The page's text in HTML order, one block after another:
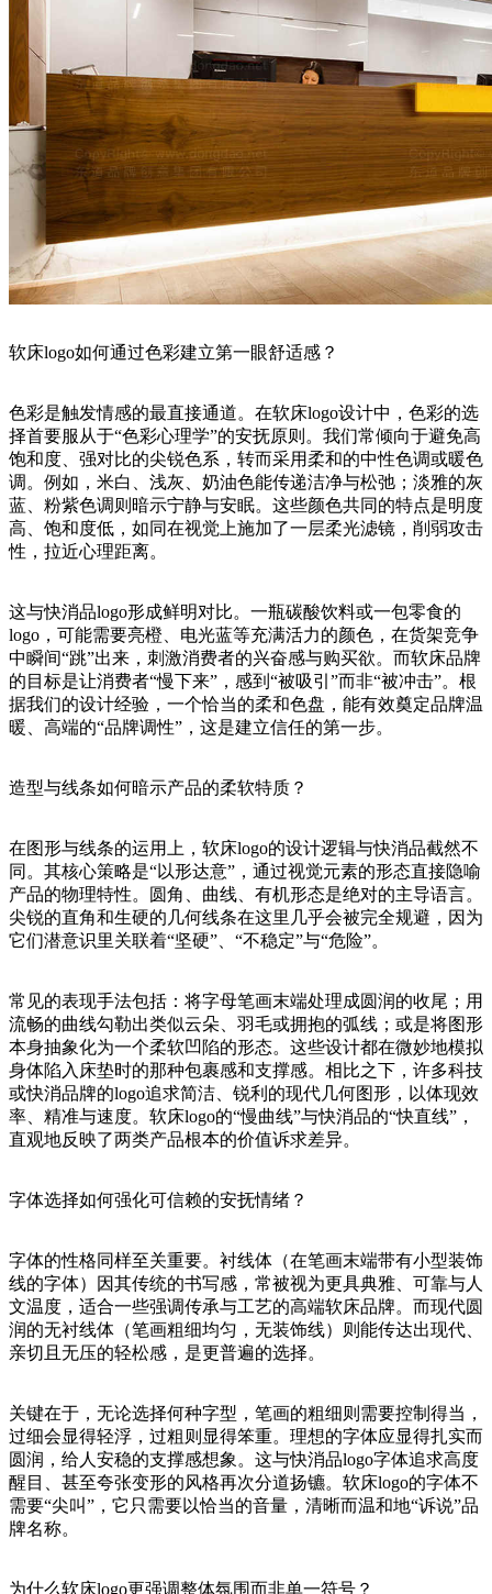
软床logo如何通过色彩建立第一眼舒适感？
色彩是触发情感的最直接通道。在软床logo设计中，色彩的选
择首要服从于“色彩心理学”的安抚原则。我们常倾向于避免高
饱和度、强对比的尖锐色系，转而采用柔和的中性色调或暖色
调。例如，米白、浅灰、奶油色能传递洁净与松弛；淡雅的灰
蓝、粉紫色调则暗示宁静与安眠。这些颜色共同的特点是明度
高、饱和度低，如同在视觉上施加了一层柔光滤镜，削弱攻击
性，拉近心理距离。
这与快消品logo形成鲜明对比。一瓶碳酸饮料或一包零食的
logo，可能需要亮橙、电光蓝等充满活力的颜色，在货架竞争
中瞬间“跳”出来，刺激消费者的兴奋感与购买欲。而软床品牌
的目标是让消费者“慢下来”，感到“被吸引”而非“被冲击”。根
据我们的设计经验，一个恰当的柔和色盘，能有效奠定品牌温
暖、高端的“品牌调性”，这是建立信任的第一步。
造型与线条如何暗示产品的柔软特质？
在图形与线条的运用上，软床logo的设计逻辑与快消品截然不
同。其核心策略是“以形达意”，通过视觉元素的形态直接隐喻
产品的物理特性。圆角、曲线、有机形态是绝对的主导语言。
尖锐的直角和生硬的几何线条在这里几乎会被完全规避，因为
它们潜意识里关联着“坚硬”、“不稳定”与“危险”。
常见的表现手法包括：将字母笔画末端处理成圆润的收尾；用
流畅的曲线勾勒出类似云朵、羽毛或拥抱的弧线；或是将图形
本身抽象化为一个柔软凹陷的形态。这些设计都在微妙地模拟
身体陷入床垫时的那种包裹感和支撑感。相比之下，许多科技
或快消品牌的logo追求简洁、锐利的现代几何图形，以体现效
率、精准与速度。软床logo的“慢曲线”与快消品的“快直线”，
直观地反映了两类产品根本的价值诉求差异。
字体选择如何强化可信赖的安抚情绪？
字体的性格同样至关重要。衬线体（在笔画末端带有小型装饰
线的字体）因其传统的书写感，常被视为更具典雅、可靠与人
文温度，适合一些强调传承与工艺的高端软床品牌。而现代圆
润的无衬线体（笔画粗细均匀，无装饰线）则能传达出现代、
亲切且无压的轻松感，是更普遍的选择。
关键在于，无论选择何种字型，笔画的粗细则需要控制得当，
过细会显得轻浮，过粗则显得笨重。理想的字体应显得扎实而
圆润，给人安稳的支撑感想象。这与快消品logo字体追求高度
醒目、甚至夸张变形的风格再次分道扬镳。软床logo的字体不
需要“尖叫”，它只需要以恰当的音量，清晰而温和地“诉说”品
牌名称。
为什么软床logo更强调整体氛围而非单一符号？